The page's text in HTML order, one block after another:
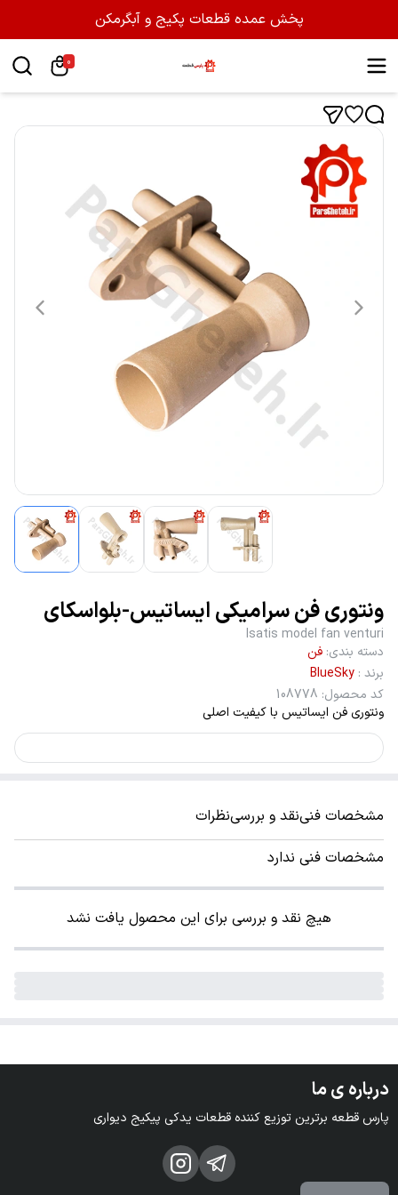
پخش عمده قطعات پکیج و آبگرمکن
0
ونتوری فن سرامیکی ایساتیس-بلواسکای
Isatis model fan venturi
دسته بندی: فن
برند :
BlueSky
کد محصول:
108778
ونتوری فن ایساتیس با کیفیت اصلی
مشخصات فنینقد و بررسینظرات
مشخصات فنی ندارد
هیچ نقد و بررسی برای این محصول یافت نشد
درباره ی ما
پارس قطعه برترین توزیع کننده قطعات یدکی پیکیج دیواری